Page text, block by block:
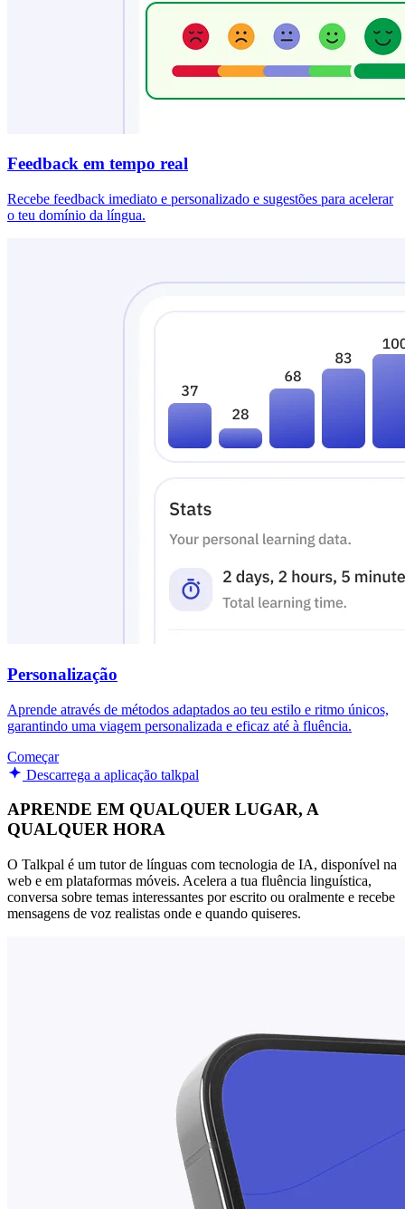
Feedback em tempo real
Recebe feedback imediato e personalizado e sugestões para acelerar
o teu domínio da língua.
Personalização
Aprende através de métodos adaptados ao teu estilo e ritmo únicos,
garantindo uma viagem personalizada e eficaz até à fluência.
Começar
Descarrega a aplicação talkpal
APRENDE EM QUALQUER LUGAR, A
QUALQUER HORA
O Talkpal é um tutor de línguas com tecnologia de IA, disponível na
web e em plataformas móveis. Acelera a tua fluência linguística,
conversa sobre temas interessantes por escrito ou oralmente e recebe
mensagens de voz realistas onde e quando quiseres.